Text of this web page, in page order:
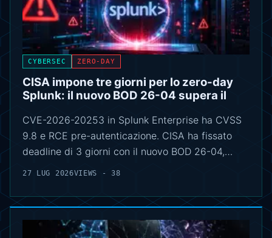
CYBERSEC ZERO-DAY
CISA impone tre giorni per lo zero-day
Splunk: il nuovo BOD 26-04 supera il
CVE-2026-20253 in Splunk Enterprise ha CVSS
9.8 e RCE pre-autenticazione. CISA ha fissato
deadline di 3 giorni con il nuovo BOD 26-04,…
27 LUG 2026VIEWS - 38